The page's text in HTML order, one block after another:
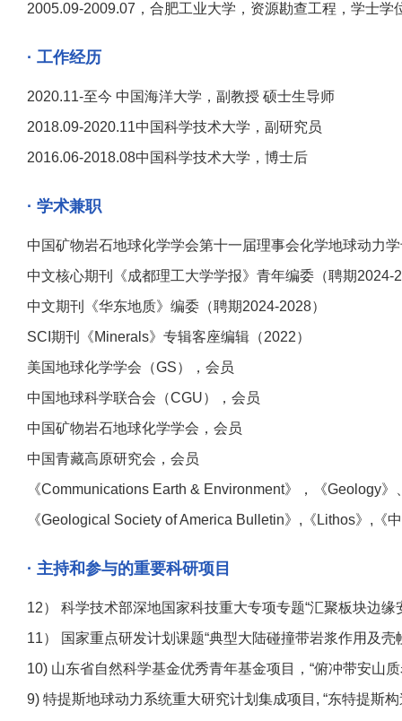
2005.09-2009.07，合肥工业大学，资源勘查工程，学士学
· 工作经历
2020.11-至今 中国海洋大学，副教授 硕士生导师
2018.09-2020.11中国科学技术大学，副研究员
2016.06-2018.08中国科学技术大学，博士后
· 学术兼职
中国矿物岩石地球化学学会第十一届理事会化学地球动力
中文核心期刊《成都理工大学学报》青年编委（聘期2024-
中文期刊《华东地质》编委（聘期2024-2028）
SCI期刊《Minerals》专辑客座编辑（2022）
美国地球化学学会（GS），会员
中国地球科学联合会（CGU），会员
中国矿物岩石地球化学学会，会员
中国青藏高原研究会，会员
《Communications Earth & Environment》，《Geology
《Geological Society of America Bulletin》,《Lithos》,《
· 主持和参与的重要科研项目
12） 科学技术部深地国家科技重大专项专题“汇聚板块边
11） 国家重点研发计划课题“典型大陆碰撞带岩浆作用及
10) 山东省自然科学基金优秀青年基金项目，“俯冲带安山
9) 特提斯地球动力系统重大研究计划集成项目, “东特提斯